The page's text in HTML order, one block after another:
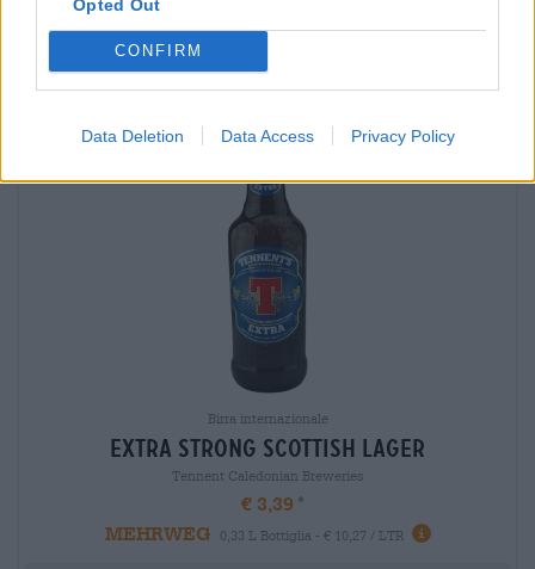
Opted Out
CONFIRM
Data Deletion Data Access Privacy Policy
Esaurito
Birra internazionale
extra strong scottish lager
Tennent Caledonian Breweries
€ 3,39
MEHRWEG
0,33 L Bottiglia - € 10,27 / LTR